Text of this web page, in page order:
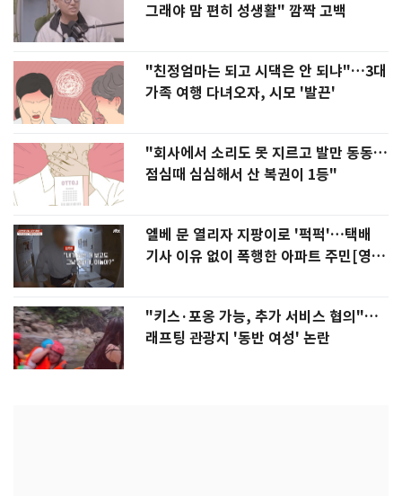
그래야 맘 편히 성생활" 깜짝 고백
"친정엄마는 되고 시댁은 안 되냐"…3대
가족 여행 다녀오자, 시모 '발끈'
"회사에서 소리도 못 지르고 발만 동동…
점심때 심심해서 산 복권이 1등"
엘베 문 열리자 지팡이로 '퍽퍽'…택배
기사 이유 없이 폭행한 아파트 주민[영
"키스·포옹 가능, 추가 서비스 협의"…
래프팅 관광지 '동반 여성' 논란